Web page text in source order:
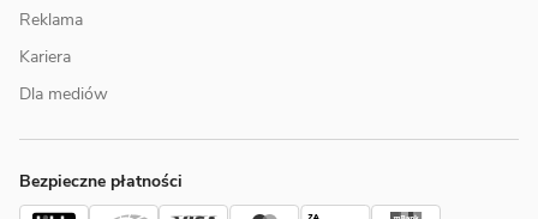
Reklama
Kariera
Dla mediów
Bezpieczne płatności